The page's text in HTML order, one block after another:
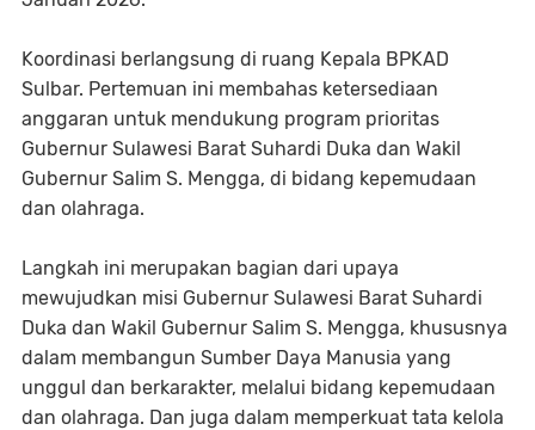
Koordinasi berlangsung di ruang Kepala BPKAD
Sulbar. Pertemuan ini membahas ketersediaan
anggaran untuk mendukung program prioritas
Gubernur Sulawesi Barat Suhardi Duka dan Wakil
Gubernur Salim S. Mengga, di bidang kepemudaan
dan olahraga.
Langkah ini merupakan bagian dari upaya
mewujudkan misi Gubernur Sulawesi Barat Suhardi
Duka dan Wakil Gubernur Salim S. Mengga, khususnya
dalam membangun Sumber Daya Manusia yang
unggul dan berkarakter, melalui bidang kepemudaan
dan olahraga. Dan juga dalam memperkuat tata kelola